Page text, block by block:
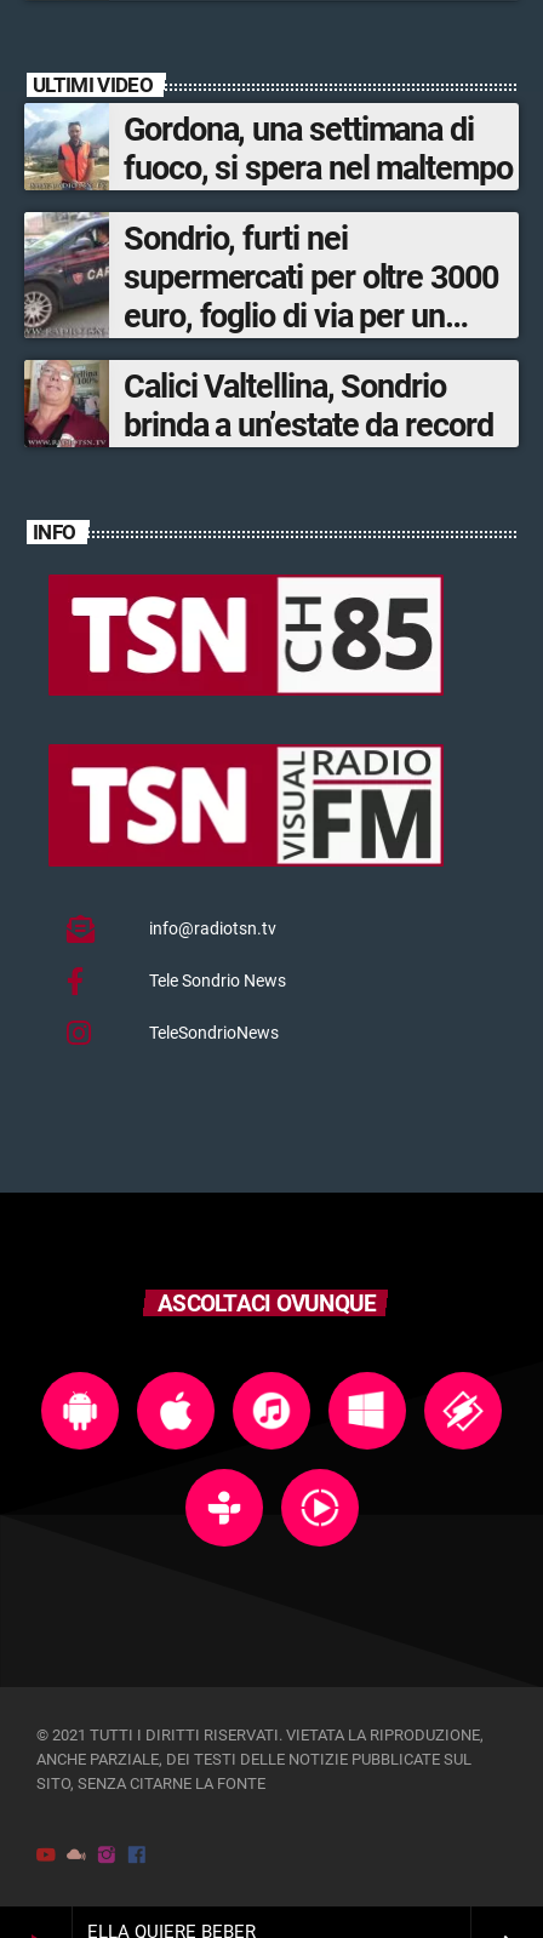
ELLA QUIERE BEBER
ULTIMI VIDEO
Gordona, una settimana di
fuoco, si spera nel maltempo
Sondrio, furti nei
supermercati per oltre 3000
euro, foglio di via per un
ventinovenne
Calici Valtellina, Sondrio
brinda a un’estate da record
INFO
info@radiotsn.tv
Tele Sondrio News
TeleSondrioNews
ASCOLTACI OVUNQUE
© 2021 TUTTI I DIRITTI RISERVATI. VIETATA LA RIPRODUZIONE,
ANCHE PARZIALE, DEI TESTI DELLE NOTIZIE PUBBLICATE SUL
SITO, SENZA CITARNE LA FONTE